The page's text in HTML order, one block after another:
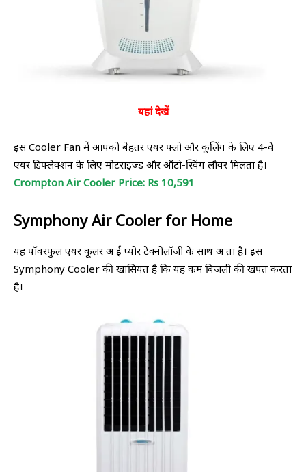
यहां देखें
इस Cooler Fan में आपको बेहतर एयर फ्लो और कूलिंग के लिए 4-वे
एयर डिफ्लेक्शन के लिए मोटराइज्ड और ऑटो-स्विंग लौवर मिलता है।
Crompton Air Cooler Price: Rs 10,591
Symphony Air Cooler for Home
यह पॉवरफुल एयर कूलर आई प्योर टेक्नोलॉजी के साथ आता है। इस
Symphony Cooler की खासियत है कि यह कम बिजली की खपत करता
है।